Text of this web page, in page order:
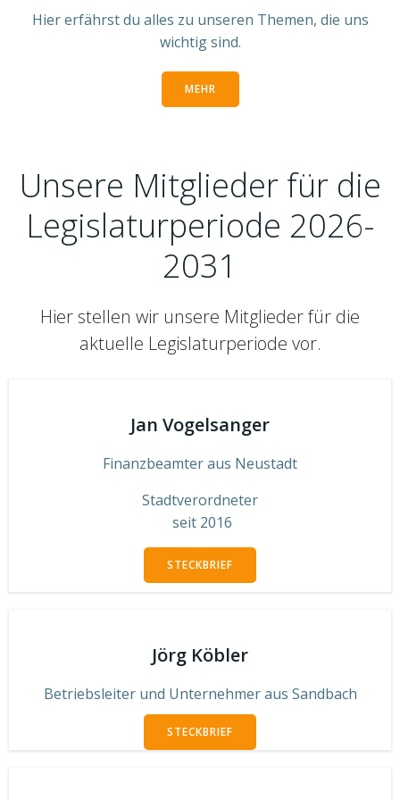
Hier erfährst du alles zu unseren Themen, die uns
wichtig sind.
MEHR
Unsere Mitglieder für die
Legislaturperiode 2026-
2031
Hier stellen wir unsere Mitglieder für die
aktuelle Legislaturperiode vor.
Jan Vogelsanger
Finanzbeamter aus Neustadt
Stadtverordneter
seit 2016
STECKBRIEF
Jörg Köbler
Betriebsleiter und Unternehmer aus Sandbach
STECKBRIEF